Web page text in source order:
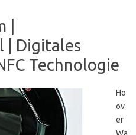
| Digitales
Technologie
Ho
ov
er